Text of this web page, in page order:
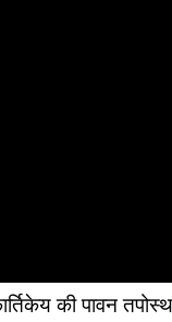
की पावन